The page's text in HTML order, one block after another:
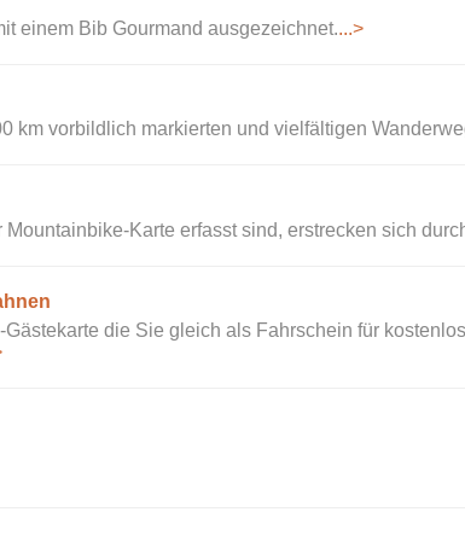
einem Bib Gourmand ausgezeichnet....>
km vorbildlich markierten und vielfältigen
Karte erfasst sind, erstrecken sich
die Sie gleich als Fahrschein für